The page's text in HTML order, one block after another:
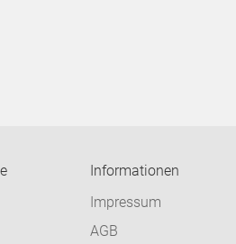
Informationen
Impressum
AGB